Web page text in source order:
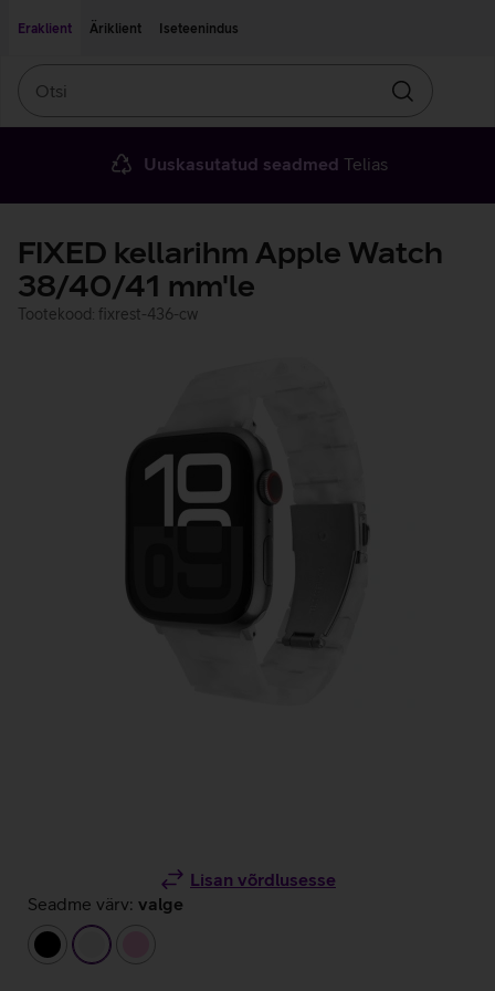
Eraklient
Äriklient Iseteenindus
Otsin
Uuskasutatud seadmed Telias
FIXED kellarihm Apple Watch
38/40/41 mm'le
Tootekood: fixrest-436-cw
Lisan võrdlusesse
Seadme värv: valge
must
valge